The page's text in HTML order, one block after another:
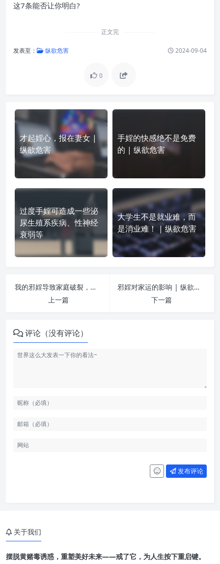
这7条能否让你明白?
正文完
发表至： 纵欲危害 2024-09-04
0
才起婬心，报在妻女 |
纵欲危害
手婬的快感绝不是免费
的 | 纵欲危害
过度手婬可造成一些泌
尿生殖系疾病、性神经
衰弱等
大学生不是就业难，而
是消业难！ | 纵欲危害
我的邪婬导致家庭破裂，生不如死 | 纵欲危害
上一篇
邪婬对家运的影响 | 纵欲危害
下一篇
评论（没有评论）
发布评论
关于我们
摆脱黄赌毒诱惑，重塑美好未来——戒了它，为人生按下重启键。